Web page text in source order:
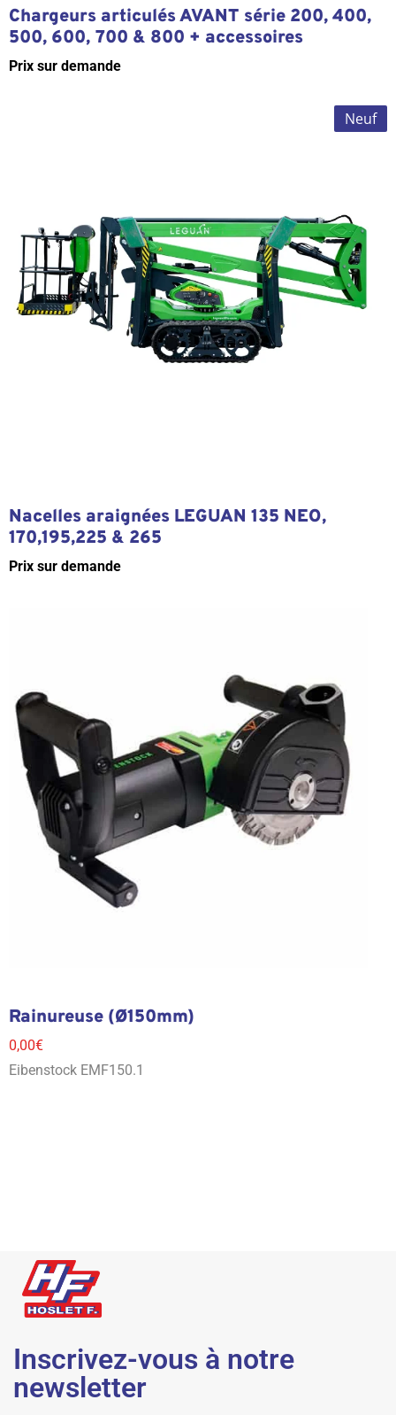
Chargeurs articulés AVANT série 200, 400,
500, 600, 700 & 800 + accessoires
Prix sur demande
Neuf
Nacelles araignées LEGUAN 135 NEO,
170,195,225 & 265
Prix sur demande
Rainureuse (Ø150mm)
0,00€
Eibenstock EMF150.1
Inscrivez-vous à notre
newsletter